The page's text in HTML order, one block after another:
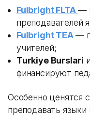
Fulbright FLTA —
преподавателей
Fulbright TEA—
учителей;
Turkiye Burslari и
финансируют
Особенно ценятся
преподавать